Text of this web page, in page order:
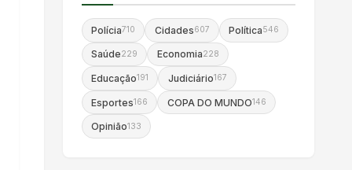
Polícia710 Cidades607 Política546
Saúde229 Economia228
Educação191 Judiciário167
Esportes166 COPA DO MUNDO146
Opinião133